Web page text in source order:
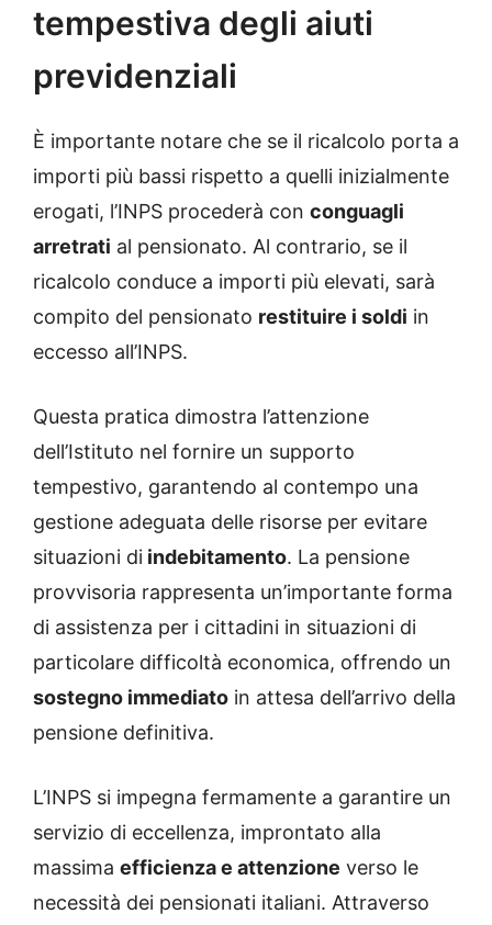
tempestiva degli aiuti
previdenziali
È importante notare che se il ricalcolo porta a
importi più bassi rispetto a quelli inizialmente
erogati, l’INPS procederà con conguagli
arretrati al pensionato. Al contrario, se il
ricalcolo conduce a importi più elevati, sarà
compito del pensionato restituire i soldi in
eccesso all’INPS.
Questa pratica dimostra l’attenzione
dell’Istituto nel fornire un supporto
tempestivo, garantendo al contempo una
gestione adeguata delle risorse per evitare
situazioni di indebitamento. La pensione
provvisoria rappresenta un’importante forma
di assistenza per i cittadini in situazioni di
particolare difficoltà economica, offrendo un
sostegno immediato in attesa dell’arrivo della
pensione definitiva.
L’INPS si impegna fermamente a garantire un
servizio di eccellenza, improntato alla
massima efficienza e attenzione verso le
necessità dei pensionati italiani. Attraverso